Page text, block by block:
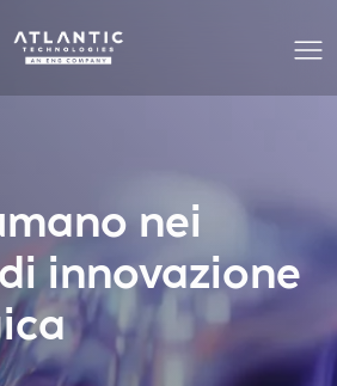
nei
innovazione